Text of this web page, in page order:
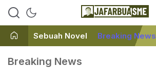
JafarBua
Ini bukan Media Online, Ini
Sebuah Novel Breaking News
Breaking News